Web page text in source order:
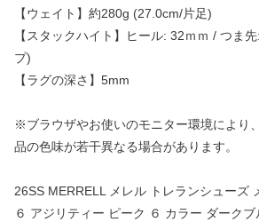
【ウェイト】約280g (27.0cm/片足)
【スタックハイト】ヒール: 32ｍｍ / つま
プ)
【ラグの深さ】5mm
※ブラウザやお使いのモニター環境により
品の色味が若干異なる場合があります。
26SS MERRELL メレル トレランシューズ
６ アジリティー ピーク ６ カラー ダーク